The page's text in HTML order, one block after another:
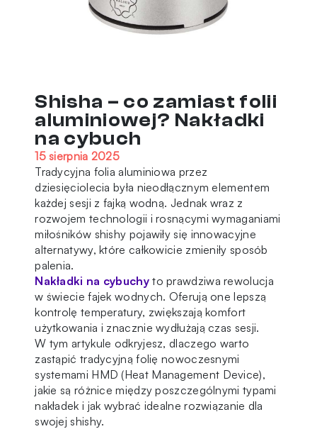
Shisha – co zamiast folii
aluminiowej? Nakładki
na cybuch
15 sierpnia 2025
Tradycyjna folia aluminiowa przez
dziesięciolecia była nieodłącznym elementem
każdej sesji z fajką wodną. Jednak wraz z
rozwojem technologii i rosnącymi wymaganiami
miłośników shishy pojawiły się innowacyjne
alternatywy, które całkowicie zmieniły sposób
palenia.
Nakładki na cybuchyto prawdziwa rewolucja
w świecie fajek wodnych. Oferują one lepszą
kontrolę temperatury, zwiększają komfort
użytkowania i znacznie wydłużają czas sesji.
W tym artykule odkryjesz, dlaczego warto
zastąpić tradycyjną folię nowoczesnymi
systemami HMD (Heat Management Device),
jakie są różnice między poszczególnymi typami
nakładek i jak wybrać idealne rozwiązanie dla
swojej shishy.